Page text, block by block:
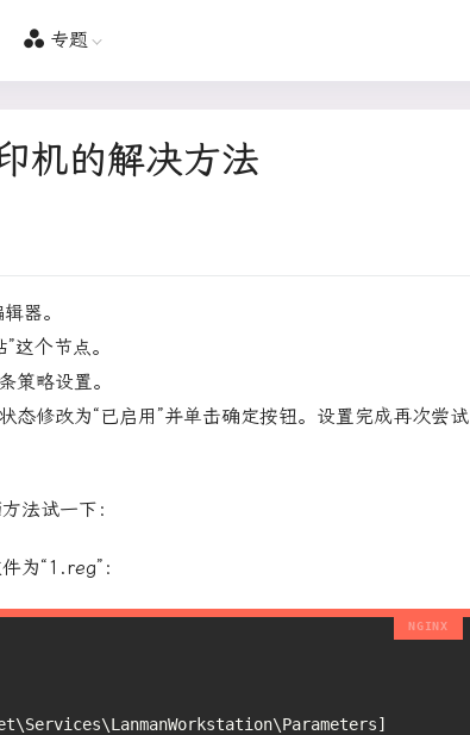
专题
机的解决方法
器。
个节点。
策略设置。
态修改为“已启用”并单击确定按钮。设置完成再次尝试
法试一下：
为“1.reg”：